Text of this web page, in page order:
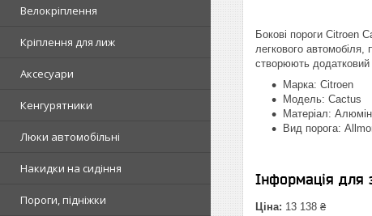
Велокріплення
Кріплення для лиж
Аксесуари
Кенгурятники
Люки автомобільні
Накидки на сидіння
Пороги, підніжки
Бокові пороги Citroen
легкового
створюють
Марка: Citroen
Модель: Cactus
Матеріал:
Вид порога:
Інформація для
Ціна: 13 138 ₴